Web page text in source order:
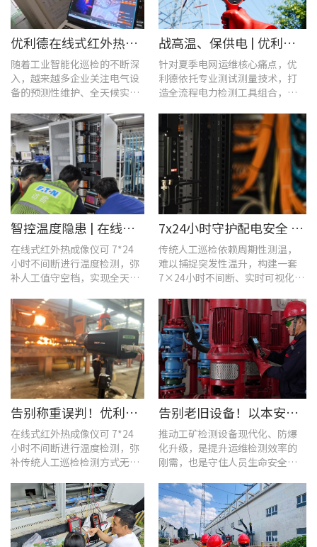
优利德在线式红外热成像仪在配电柜运维中的实测应用(系列篇)
随着工业智能化巡检的不断深
入，越来越多企业关注电气设
备的预测性维护、全天候实时
查。
战高温、保供电 | 优利德全系列电力运维检测工具，助力夏季电网运维更高效
针对夏季电网运维核心痛点，优
利德依托专业测试测量技术，打
造全流程电力检测工具组合，覆
测及电能质量分析等核心场景
智控温度隐患 | 在线式红外热成像仪在UPS电源柜老化监测中的应用
在线式红外热成像仪可 7*24
小时不间断进行温度检测，弥
补人工值守空档，实现全天候
7x24小时守护配电安全 | 优利德在线式热成像方案在配电系统中的应用实践
传统人工巡检依赖周期性测温，
难以捕捉突发性温升，构建一套
7×24小时不间断、实时可视化的
域全时段智能测温、风险实时预
警。
告别称重误判！优利德在线式热成像仪重构新材料铸造注液控制逻辑
在线式红外热成像仪可 7*24
小时不间断进行温度检测，弥
补传统人工巡检检测方式无法
告别老旧设备！以本安型防爆产品矩阵与合规检测，守住工矿安全底线
推动工矿检测设备现代化、防爆
化升级，是提升运维检测效率的
刚需，也是守住人员生命安全、